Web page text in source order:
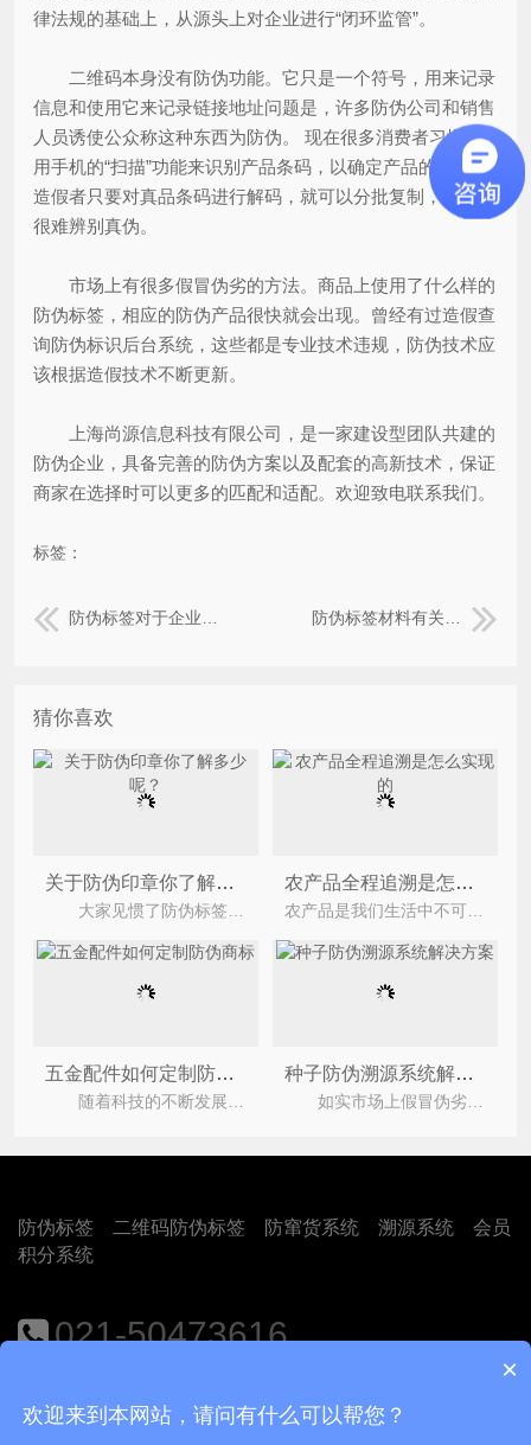
律法规的基础上，从源头上对企业进行“闭环监管”。
二维码本身没有防伪功能。它只是一个符号，用来记录
信息和使用它来记录链接地址问题是，许多防伪公司和销售
人员诱使公众称这种东西为防伪。 现在很多消费者习惯于
用手机的“扫描”功能来识别产品条码，以确定产品的真伪。
造假者只要对真品条码进行解码，就可以分批复制，消费者
很难辨别真伪。
市场上有很多假冒伪劣的方法。商品上使用了什么样的
防伪标签，相应的防伪产品很快就会出现。曾经有过造假查
询防伪标识后台系统，这些都是专业技术违规，防伪技术应
该根据造假技术不断更新。
上海尚源信息科技有限公司，是一家建设型团队共建的
防伪企业，具备完善的防伪方案以及配套的高新技术，保证
商家在选择时可以更多的匹配和适配。欢迎致电联系我们。
标签：
防伪标签对于企业营销所起到实质性的作用 防伪标签材料有关的故事和选用
猜你喜欢
关于防伪印章你了解多少呢？ 农产品全程追溯是怎么实现的
五金配件如何定制防伪商标 种子防伪溯源系统解决方案
防伪标签 二维码防伪标签 防窜货系统 溯源系统
会员
积分系统
021-50473616
×
欢迎来到本网站，请问有什么可以帮您？